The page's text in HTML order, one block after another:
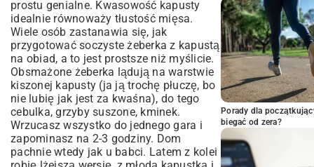
prostu genialne. Kwasowość kapusty
idealnie równoważy tłustość mięsa.
Wiele osób zastanawia się, jak
przygotować soczyste żeberka z kapustą
na obiad, a to jest prostsze niż myślicie.
Obsmażone żeberka lądują na warstwie
kiszonej kapusty (ja ją trochę płuczę, bo
nie lubię jak jest za kwaśna), do tego
cebulka, grzyby suszone, kminek.
Wrzucasz wszystko do jednego gara i
zapominasz na 2-3 godziny. Dom
pachnie wtedy jak u babci. Latem z kolei
Porady dla
biegać od zera?